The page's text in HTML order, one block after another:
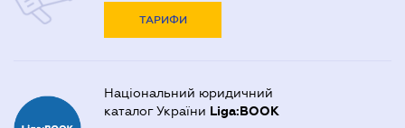
ТАРИФИ
Національний юридичний
каталог України Liga:BOOK